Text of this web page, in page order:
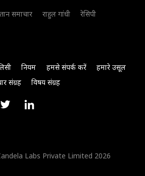
समाचार राहुल गांधी
रेसिपी
नियम हमसे संपर्क करें
हमारे उसूल
संग्रह विषय संग्रह
Labs Private Limited 2026